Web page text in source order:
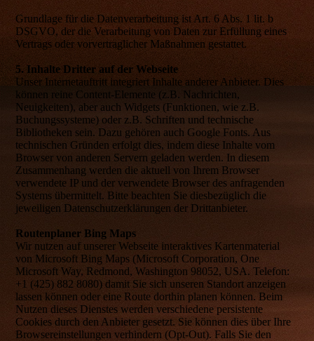
Grundlage für die Datenverarbeitung ist Art. 6 Abs. 1 lit. b
DSGVO, der die Verarbeitung von Daten zur Erfüllung eines
Vertrags oder vorvertraglicher Maßnahmen gestattet.
5. Inhalte Dritter auf der Webseite
Unser Internetauftritt integriert Inhalte anderer Anbieter. Dies
können reine Content-Elemente (z.B. Nachrichten,
Neuigkeiten), aber auch Widgets (Funktionen, wie z.B.
Buchungssysteme) oder z.B. Schriften und technische
Bibliotheken sein. Dazu gehören auch Google Fonts. Aus
technischen Gründen erfolgt dies, indem diese Inhalte vom
Browser von anderen Servern geladen werden. In diesem
Zusammenhang werden die aktuell von Ihrem Browser
verwendete IP und der verwendete Browser des anfragenden
Systems übermittelt. Bitte beachten Sie diesbezüglich die
jeweiligen Datenschutzerklärungen der Drittanbieter.
Routenplaner Bing Maps
Wir nutzen auf unserer Webseite interaktives Kartenmaterial
von Microsoft Bing Maps (Microsoft Corporation, One
Microsoft Way, Redmond, Washington 98052, USA. Telefon:
+1 (425) 882 8080) damit Sie sich unseren Standort anzeigen
lassen können oder eine Route dorthin planen können. Beim
Nutzen dieses Dienstes werden verschiedene persistente
Cookies durch den Anbieter gesetzt. Sie können dies über Ihre
Browsereinstellungen verhindern (Opt-Out). Falls Sie den